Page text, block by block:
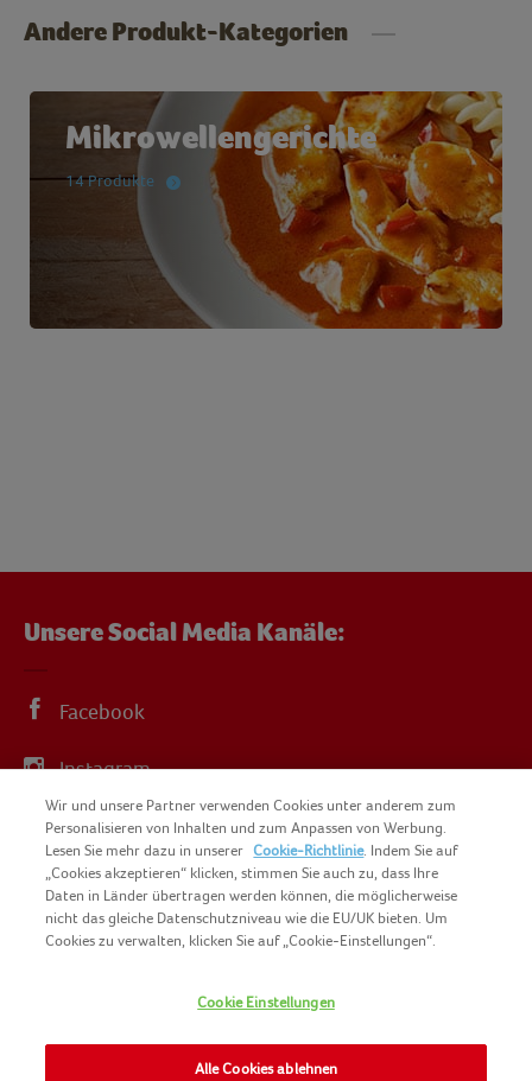
Andere Produkt-Kategorien
Mikrowellengerichte
14 Produkte
Unsere Social Media Kanäle:
Facebook
Instagram
YouTube
SITEMAP
KONTAKT
IMPRESSUM
Wir und unsere Partner verwenden Cookies unter anderem zum
Personalisieren von Inhalten und zum Anpassen von Werbung.
Lesen Sie mehr dazu in unserer Cookie-Richtlinie. Indem Sie auf
„Cookies akzeptieren“ klicken, stimmen Sie auch zu, dass Ihre
Daten in Länder übertragen werden können, die möglicherweise
nicht das gleiche Datenschutzniveau wie die EU/UK bieten. Um
Cookies zu verwalten, klicken Sie auf „Cookie-Einstellungen“.
Cookie Einstellungen
Alle Cookies ablehnen